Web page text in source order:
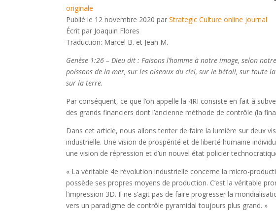
originale
Publié le 12 novembre 2020 parStrategic Culture online journal
Écrit par Joaquin Flores
Traduction: Marcel B. et Jean M.
Genèse 1:26 – Dieu dit : Faisons l’homme à notre image, selon
poissons de la mer, sur les oiseaux du ciel, sur le bétail, sur toute
sur la terre.
Par conséquent, ce que l’on appelle la 4RI consiste en fait à
des grands financiers dont l’ancienne méthode de contrôle (la
Dans cet article, nous allons tenter de faire la lumière sur deux
industrielle. Une vision de prospérité et de liberté humaine
une vision de répression et d’un nouvel état policier
« La véritable 4e révolution industrielle concerne la micro-
possède ses propres moyens de production. C’est la véritable
l’impression 3D. Il ne s’agit pas de faire progresser la
vers un paradigme de contrôle pyramidal toujours plus grand. »